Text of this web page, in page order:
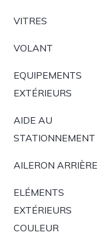
VITRES
VOLANT
EQUIPEMENTS
EXTÉRIEURS
AIDE AU
STATIONNEMENT
AILERON ARRIÈRE
ELÉMENTS
EXTÉRIEURS
COULEUR